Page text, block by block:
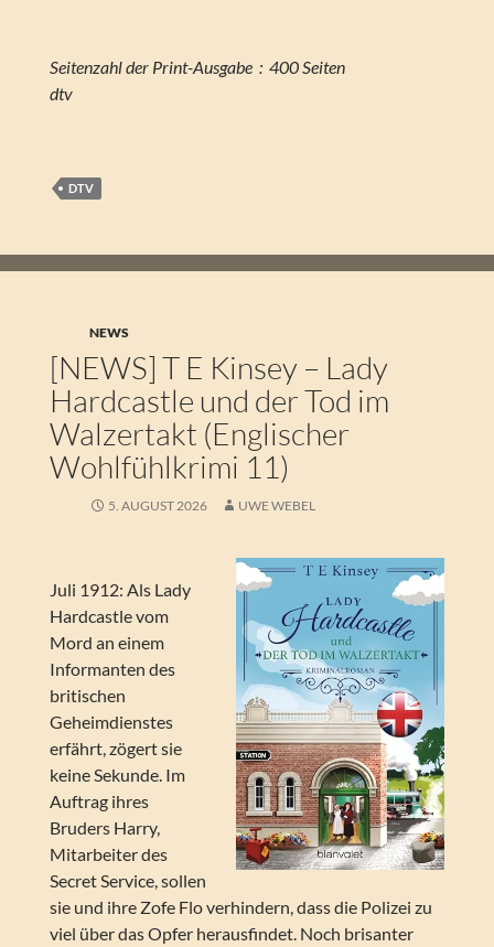
Seitenzahl der Print-Ausgabe ‏ : ‎ 400 Seiten
dtv
DTV
NEWS
[NEWS] T E Kinsey – Lady
Hardcastle und der Tod im
Walzertakt (Englischer
Wohlfühlkrimi 11)
5. AUGUST 2026 UWE WEBEL
Juli 1912: Als Lady
Hardcastle vom
Mord an einem
Informanten des
britischen
Geheimdienstes
erfährt, zögert sie
keine Sekunde. Im
Auftrag ihres
Bruders Harry,
Mitarbeiter des
Secret Service, sollen
sie und ihre Zofe Flo verhindern, dass die Polizei zu
viel über das Opfer herausfindet. Noch brisanter